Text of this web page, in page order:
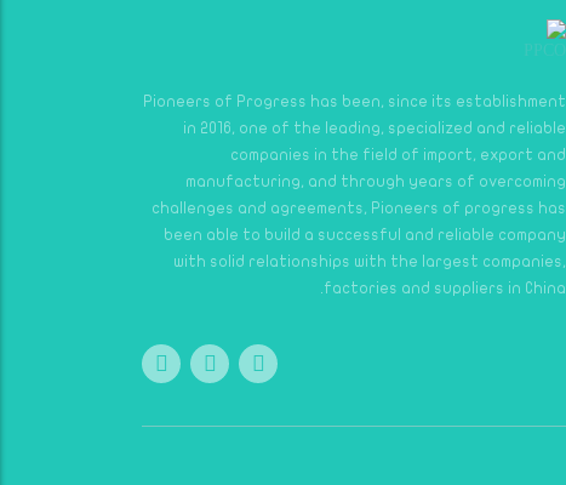
Pioneers of Progress has been, since its establishment
in 2016, one of the leading, specialized and reliable
companies in the field of import, export and
manufacturing, and through years of overcoming
challenges and agreements, Pioneers of progress has
been able to build a successful and reliable company
with solid relationships with the largest companies,
factories and suppliers in China.